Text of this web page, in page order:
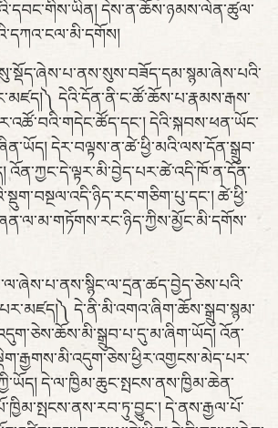
དེས་ན་ཆོས་ཉམས་ལེན་ཚུལ་
དེའི་དོན་ནི་ང་ཚོ་ཆོས་པ་རྣམས་རྒས་
དེའི་སྐབས་ཕན་ཡོང་
དེར་བལྟས་ན་ཚེ་ཕྱི་མའི་ལས་དོན་སྒྲུབ་
འོན་ཀྱང་དེ་ལྟར་མི་བྱེད་པར་ཚེ་འདི་ཁོ་ན་དོན་
ཚེ་ཕྱི་
དེ་ནི་མི་འགའ་ཞིག་ཆོས་སྒྲུབ་སྙམ་
འོན་
དེ་ལ་ཁྱིམ་ཆུང་སྤངས་ནས་ཁྱིམ་ཆེན་
དེ་ནས་རྒྱལ་པོ་